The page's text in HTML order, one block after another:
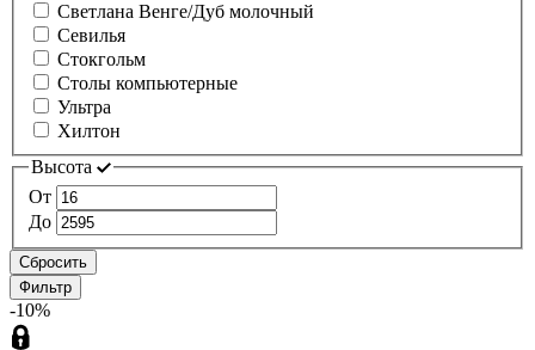
Светлана Венге/Дуб молочный
Севилья
Стокгольм
Столы компьютерные
Ультра
Хилтон
Высота
От
До
Сбросить
Фильтр
-10%